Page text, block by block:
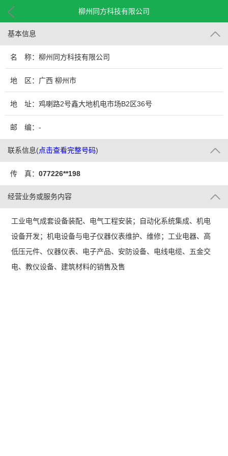
柳州同方科技有限公司
基本信息
名 称：柳州同方科技有限公司
地 区：广西 柳州市
地 址：鸡喇路2号鑫大地机电市场B2区36号
邮 编：-
联系信息(点击查看完整号码)
传 真： 077226**198
经营业务或服务内容
工业电气成套设备装配、电气工程安装；自动化系统集成、机电
设备开发；机电设备与电子仪器仪表维护、维修；工业电器、高
低压元件、仪器仪表、电子产品、安防设备、电线电缆、五金交
电、教仪设备、建筑材料的销售及售